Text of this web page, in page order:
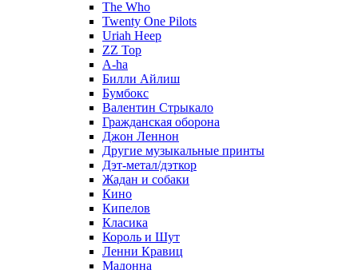
The Who
Twenty One Pilots
Uriah Heep
ZZ Top
А-ha
Билли Айлиш
Бумбокс
Валентин Стрыкало
Гражданская оборона
Джон Леннон
Другие музыкальные принты
Дэт-метал/дэткор
Жадан и собаки
Кино
Кипелов
Класика
Король и Шут
Ленни Кравиц
Мадонна